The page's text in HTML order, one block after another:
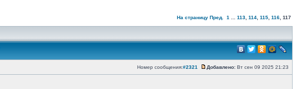
На страницу Пред. 1 113 114 115 116 117
Номер сообщения:#2321 Добавлено: Вт сен 09 2025 21:23